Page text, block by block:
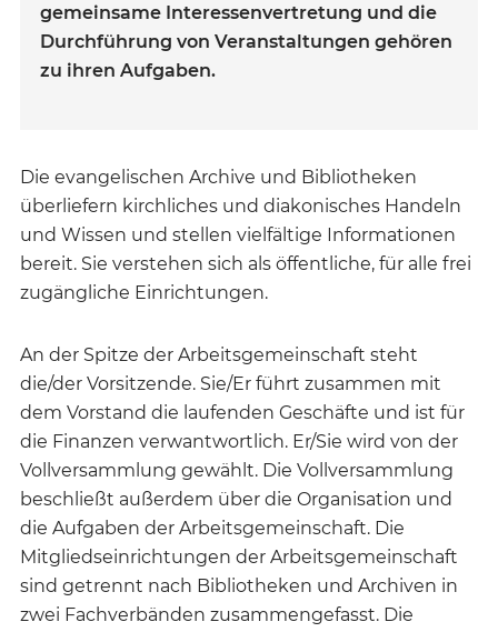
gemeinsame Interessenvertretung und die
Durchführung von Veranstaltungen gehören
zu ihren Aufgaben.
Die evangelischen Archive und Bibliotheken
überliefern kirchliches und diakonisches Handeln
und Wissen und stellen vielfältige Informationen
bereit. Sie verstehen sich als öffentliche, für alle frei
zugängliche Einrichtungen.
An der Spitze der Arbeitsgemeinschaft steht
die/der Vorsitzende. Sie/Er führt zusammen mit
dem Vorstand die laufenden Geschäfte und ist für
die Finanzen verwantwortlich. Er/Sie wird von der
Vollversammlung gewählt. Die Vollversammlung
beschließt außerdem über die Organisation und
die Aufgaben der Arbeitsgemeinschaft. Die
Mitgliedseinrichtungen der Arbeitsgemeinschaft
sind getrennt nach Bibliotheken und Archiven in
zwei Fachverbänden zusammengefasst. Die